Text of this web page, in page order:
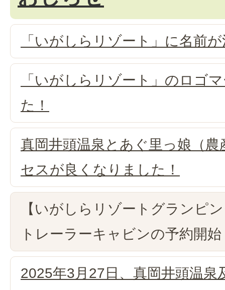
「いがしらリゾート」に名前
「いがしらリゾート」のロゴ
た！
真岡井頭温泉とあぐ里っ娘（
セスが良くなりました！
【いがしらリゾートグランピ
トレーラーキャビンの予約開始
2025年3月27日、真岡井頭温